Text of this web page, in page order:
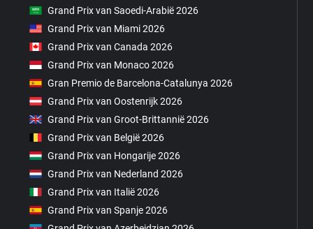
Grand Prix van Saoedi-Arabië 2026
Grand Prix van Miami 2026
Grand Prix van Canada 2026
Grand Prix van Monaco 2026
Gran Premio de Barcelona-Catalunya 2026
Grand Prix van Oostenrijk 2026
Grand Prix van Groot-Brittannië 2026
Grand Prix van België 2026
Grand Prix van Hongarije 2026
Grand Prix van Nederland 2026
Grand Prix van Italië 2026
Grand Prix van Spanje 2026